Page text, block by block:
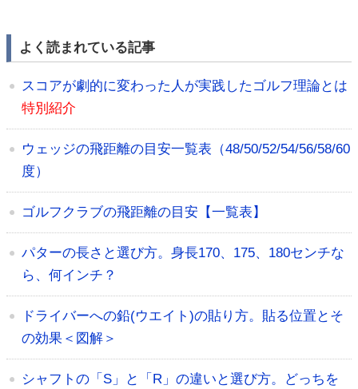
よく読まれている記事
スコアが劇的に変わった人が実践したゴルフ理論とは
特別紹介
ウェッジの飛距離の目安一覧表（48/50/52/54/56/58/60
度）
ゴルフクラブの飛距離の目安【一覧表】
パターの長さと選び方。身長170、175、180センチな
ら、何インチ？
ドライバーへの鉛(ウエイト)の貼り方。貼る位置とそ
の効果＜図解＞
シャフトの「S」と「R」の違いと選び方。どっちを